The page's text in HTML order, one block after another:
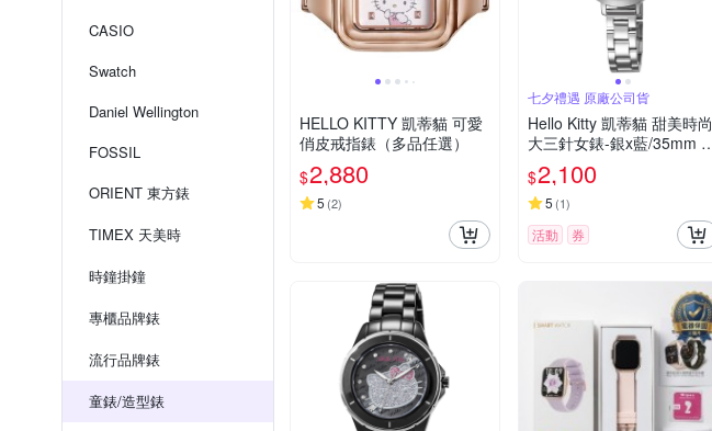
CASIO
Swatch
Daniel Wellington
FOSSIL
ORIENT 東方錶
TIMEX 天美時
時鐘掛鐘
專櫃品牌錶
流行品牌錶
童錶/造型錶
HELLO KITTY 凱蒂貓 可愛
俏皮戒指錶（多品任選）
$2,880
5 (2)
七夕禮遇 原廠公司貨
Hello Kitty 凱蒂貓 甜美時尚
大三針女錶-銀x藍/35mm L
K703LWNA 七夕寵愛季 送
禮推薦
$2,100
5 (1)
活動 券